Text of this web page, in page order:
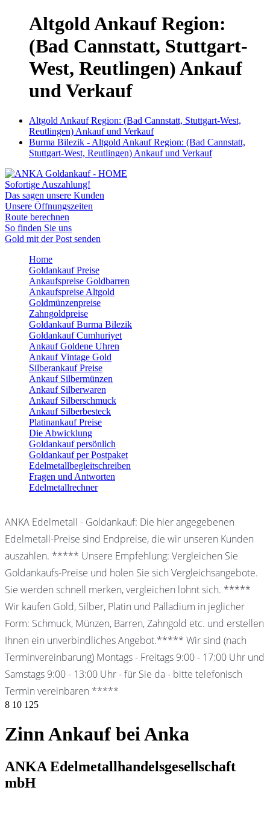
Altgold Ankauf Region:
(Bad Cannstatt, Stuttgart-
West, Reutlingen) Ankauf
und Verkauf
Altgold Ankauf Region: (Bad Cannstatt, Stuttgart-West,
Reutlingen) Ankauf und Verkauf
Burma Bilezik - Altgold Ankauf Region: (Bad Cannstatt,
Stuttgart-West, Reutlingen) Ankauf und Verkauf
Sofortige Auszahlung!
Das sagen unsere Kunden
Unsere Öffnungszeiten
Route berechnen
So finden Sie uns
Gold mit der Post senden
Home
Goldankauf Preise
Ankaufspreise Goldbarren
Ankaufspreise Altgold
Goldmünzenpreise
Zahngoldpreise
Goldankauf Burma Bilezik
Goldankauf Cumhuriyet
Ankauf Goldene Uhren
Ankauf Vintage Gold
Silberankauf Preise
Ankauf Silbermünzen
Ankauf Silberwaren
Ankauf Silberschmuck
Ankauf Silberbesteck
Platinankauf Preise
Die Abwicklung
Goldankauf persönlich
Goldankauf per Postpaket
Edelmetallbegleitschreiben
Fragen und Antworten
Edelmetallrechner
ANKA Edelmetall - Goldankauf: Die hier angegebenen
Edelmetall-Preise sind Endpreise, die wir unseren Kunden
auszahlen. ***** Unsere Empfehlung: Vergleichen Sie
Goldankaufs-Preise und holen Sie sich Vergleichsangebote.
Sie werden schnell merken, vergleichen lohnt sich. *****
Wir kaufen Gold, Silber, Platin und Palladium in jeglicher
Form: Schmuck, Münzen, Barren, Zahngold etc. und erstellen
Ihnen ein unverbindliches Angebot.***** Wir sind (nach
Terminvereinbarung) Montags - Freitags 9:00 - 17:00 Uhr und
Samstags 9:00 - 13:00 Uhr - für Sie da - bitte telefonisch
Termin vereinbaren *****
8 10 125
Zinn Ankauf bei Anka
ANKA Edelmetallhandelsgesellschaft
mbH